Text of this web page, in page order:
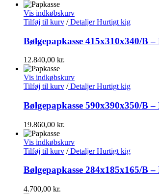
Vis indkøbskurv
Tilføj til kurv /DetaljerHurtigt kig
Bølgepapkasse 415x310x340/B
12.840,00 kr.
Vis indkøbskurv
Tilføj til kurv /DetaljerHurtigt kig
Bølgepapkasse 590x390x350/B
19.860,00 kr.
Vis indkøbskurv
Tilføj til kurv /DetaljerHurtigt kig
Bølgepapkasse 284x185x165/B
4.700,00 kr.